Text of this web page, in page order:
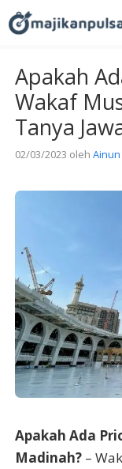
Langsung
ke
Apakah
Wakaf
Tanya
02/03/2023 oleh Ainun
Apakah Ada
Madinah? –